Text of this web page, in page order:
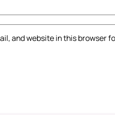
and website in this browser